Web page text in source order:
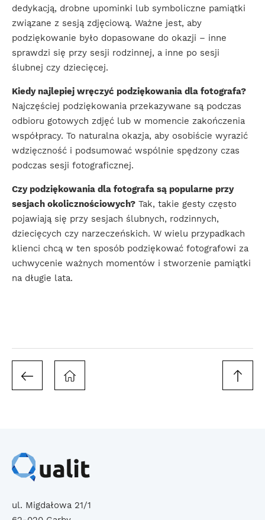
dedykacją, drobne upominki lub symboliczne pamiątki
związane z sesją zdjęciową. Ważne jest, aby
podziękowanie było dopasowane do okazji – inne
sprawdzi się przy sesji rodzinnej, a inne po sesji
ślubnej czy dziecięcej.
Kiedy najlepiej wręczyć podziękowania dla fotografa?
Najczęściej podziękowania przekazywane są podczas
odbioru gotowych zdjęć lub w momencie zakończenia
współpracy. To naturalna okazja, aby osobiście wyrazić
wdzięczność i podsumować wspólnie spędzony czas
podczas sesji fotograficznej.
Czy podziękowania dla fotografa są popularne przy
sesjach okolicznościowych? Tak, takie gesty często
pojawiają się przy sesjach ślubnych, rodzinnych,
dziecięcych czy narzeczeńskich. W wielu przypadkach
klienci chcą w ten sposób podziękować fotografowi za
uchwycenie ważnych momentów i stworzenie pamiątki
na długie lata.
ul. Migdałowa 21/1